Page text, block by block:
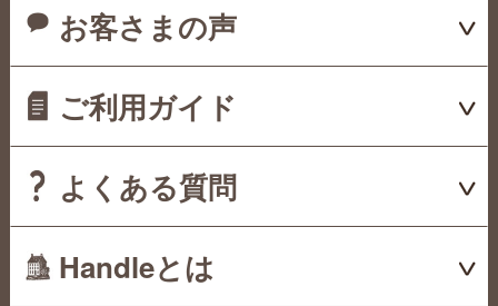
お客さまの声
ご利用ガイド
よくある質問
Handleとは